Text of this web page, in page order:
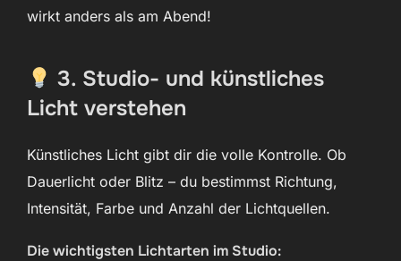
wirkt anders als am Abend!
3. Studio- und künstliches
Licht verstehen
Künstliches Licht gibt dir die volle Kontrolle. Ob
Dauerlicht oder Blitz – du bestimmst Richtung,
Intensität, Farbe und Anzahl der Lichtquellen.
Die wichtigsten Lichtarten im Studio: